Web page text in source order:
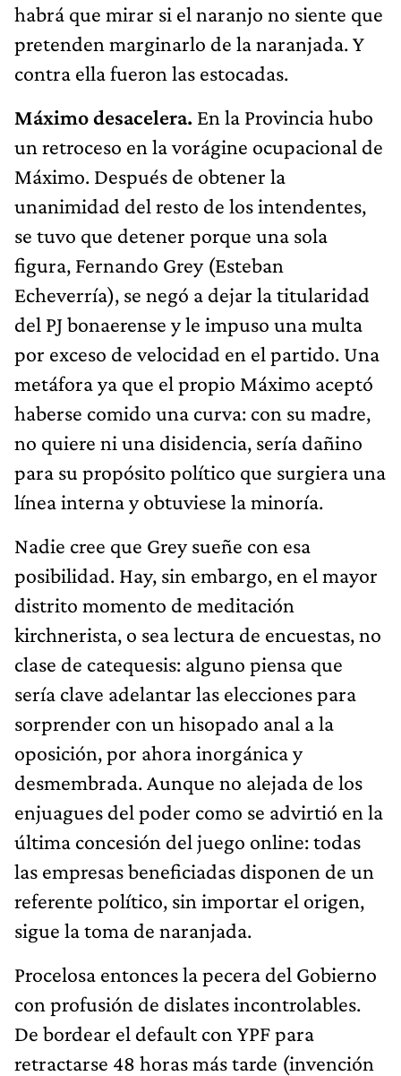
habrá que mirar si el naranjo no siente que
pretenden marginarlo de la naranjada. Y
contra ella fueron las estocadas.
Máximo desacelera. En la Provincia hubo
un retroceso en la vorágine ocupacional de
Máximo. Después de obtener la
unanimidad del resto de los intendentes,
se tuvo que detener porque una sola
figura, Fernando Grey (Esteban
Echeverría), se negó a dejar la titularidad
del PJ bonaerense y le impuso una multa
por exceso de velocidad en el partido. Una
metáfora ya que el propio Máximo aceptó
haberse comido una curva: con su madre,
no quiere ni una disidencia, sería dañino
para su propósito político que surgiera una
línea interna y obtuviese la minoría.
Nadie cree que Grey sueñe con esa
posibilidad. Hay, sin embargo, en el mayor
distrito momento de meditación
kirchnerista, o sea lectura de encuestas, no
clase de catequesis: alguno piensa que
sería clave adelantar las elecciones para
sorprender con un hisopado anal a la
oposición, por ahora inorgánica y
desmembrada. Aunque no alejada de los
enjuagues del poder como se advirtió en la
última concesión del juego online: todas
las empresas beneficiadas disponen de un
referente político, sin importar el origen,
sigue la toma de naranjada.
Procelosa entonces la pecera del Gobierno
con profusión de dislates incontrolables.
De bordear el default con YPF para
retractarse 48 horas más tarde (invención